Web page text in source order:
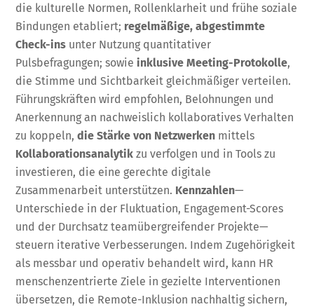
die kulturelle Normen, Rollenklarheit und frühe soziale
Bindungen etabliert; regelmäßige, abgestimmte
Check-ins unter Nutzung quantitativer
Pulsbefragungen; sowieinklusive Meeting-Protokolle,
die Stimme und Sichtbarkeit gleichmäßiger verteilen.
Führungskräften wird empfohlen, Belohnungen und
Anerkennung an nachweislich kollaboratives Verhalten
zu koppeln,die Stärke von Netzwerken mittels
Kollaborationsanalytik zu verfolgen und in Tools zu
investieren, die eine gerechte digitale
Zusammenarbeit unterstützen. Kennzahlen—
Unterschiede in der Fluktuation, Engagement-Scores
und der Durchsatz teamübergreifender Projekte—
steuern iterative Verbesserungen. Indem Zugehörigkeit
als messbar und operativ behandelt wird, kann HR
menschenzentrierte Ziele in gezielte Interventionen
übersetzen, die Remote-Inklusion nachhaltig sichern,